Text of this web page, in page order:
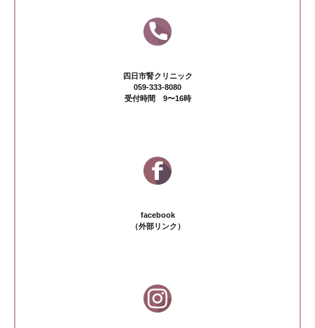
四日市腎クリニック
059-333-8080
受付時間 9〜16時
facebook
（外部リンク）